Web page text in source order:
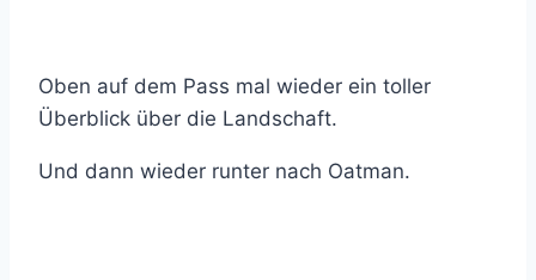
Oben auf dem Pass mal wieder ein toller
Überblick über die Landschaft.
Und dann wieder runter nach Oatman.